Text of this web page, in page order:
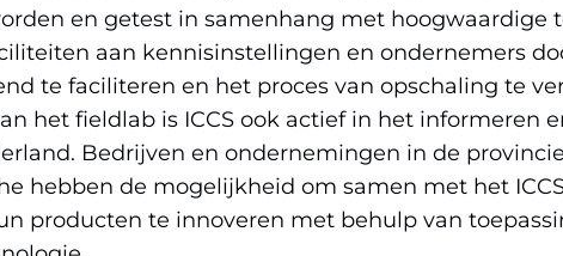
en getest in samenhang met hoogwaardige
aan kennisinstellingen en ondernemers
te faciliteren en het proces van opschaling te
het fieldlab is ICCS ook actief in het informeren
Bedrijven en ondernemingen in de
hebben de mogelijkheid om samen met het
producten te innoveren met behulp van